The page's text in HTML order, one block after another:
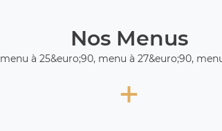
Nos Menus
menu à 25&euro;90, menu à 27&euro;90,
+